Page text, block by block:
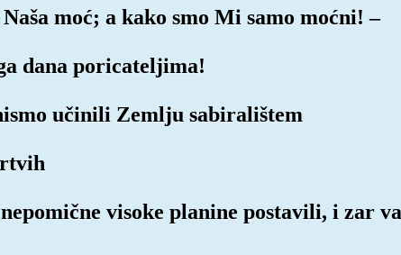
moć; a kako smo Mi samo moćni! –
dana poricateljima!
učinili Zemlju sabiralištem
visoke planine postavili, i zar